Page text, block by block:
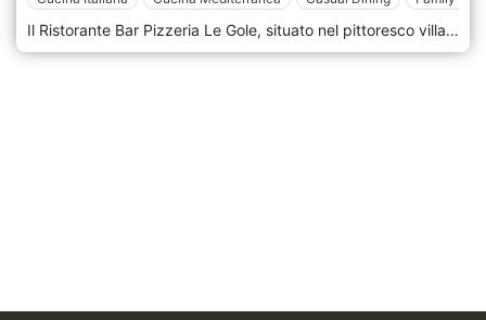
Il Ristorante Bar Pizzeria Le Gole, situato nel pittoresco villaggio di Anversa degli Abruzzi, nella splendida regione dell'Abruzzo, offre un'esperienza culinaria deliziosa e autentica che mette in mostra la migliore cucina italiana e regionale abruzzese. Posizionato tra le bellezze naturali mozzafiato del Parco Nazionale d'Abruzzo, Le Gole offre un ambiente affascinante e rustico, ideale per coloro che desiderano indulgere nei sapori tradizionali italiani godendosi l'atmosfera serena di questo pittoresco villaggio di montagna. Il nome del ristorante, "Le Gole", che significa "Le Gole" in italiano, è un cenno alle spettacolari e bellissime gole che caratterizzano il paesaggio circostante. La struttura stessa, con la sua facciata accogliente, si fonde perfettamente con lo scenario storico e naturale di Anversa degli Abruzzi, invitando gli ospiti ad entrare in un mondo di delizie culinarie e di calda ospitalità. Entrando nel Ristorante Bar Pizzeria Le Gole, i commensali vengono accolti da un interno che unisce l'intimità di una tradizionale trattoria italiana con la disinvoltura di una pizzeria per famiglie. L'arredamento presenta elementi rustici come mobili in legno, pareti in pietra e affascinanti tocchi italiani, creando un'atmosfera familiare e invitante perfetta per cene informali.